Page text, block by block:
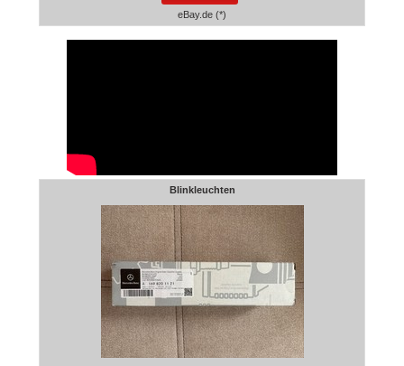
eBay.de (*)
Blinkleuchten